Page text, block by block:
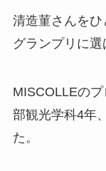
清造菫さんを
グランプリに選
MISCOLLEの
部観光学科4年
た。